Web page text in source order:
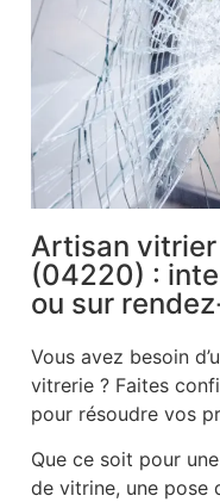
Artisan
(04220) :
ou sur
Vous avez besoin
vitrerie ? Faites
pour résoudre vos
Que ce soit pour
de vitrine, une pose